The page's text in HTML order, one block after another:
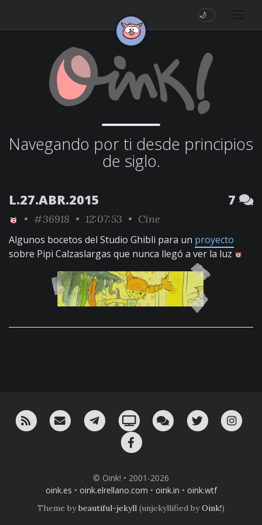
🌙
Navegando por ti desde principios
de siglo.
L.27.ABR.2015 7
• #36918 • 12:07:53 • Cine
Algunos bocetos del Studio Ghibli para un proyecto
sobre Pipi Calzaslargas que nunca llegó a ver la luz
RSS ¡Mándame un email!¡Nuestro canal en Telegram!
Oink! TV Charla con nosotros
Twitter
© Oink! • 2001-2026
oink.es • oink.elrellano.com • oink.in • oink.wtf
Theme bybeautiful-jekyll (unjekyllified byOink!)